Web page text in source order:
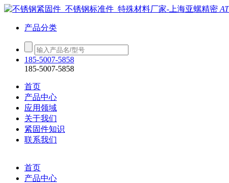
产品分类
185-5007-5858
185-5007-5858
首页
产品中心
应用领域
关于我们
紧固件知识
联系我们
首页
产品中心